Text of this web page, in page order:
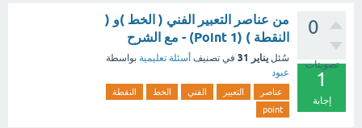
0
تصويتات
1
إجابة
من عناصر التعبير الفني ( الخط )و (
النقطة ) (1 Point) - مع الشرح
سُئل يناير 31 في تصنيف أسئلة تعليمية بواسطة
عبود
عناصر التعبير الفني الخط
النقطة
point